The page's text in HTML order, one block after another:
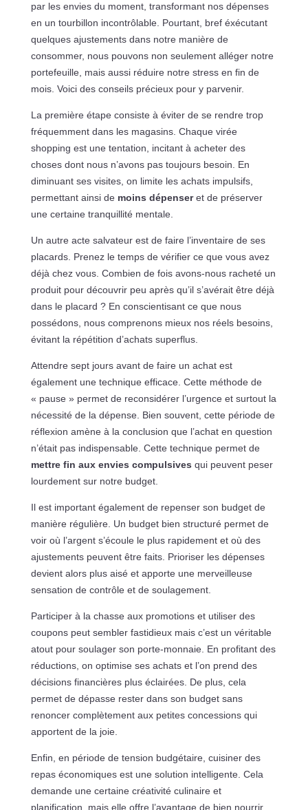
par les envies du moment, transformant nos dépenses
en un tourbillon incontrôlable. Pourtant, bref éxécutant
quelques ajustements dans notre manière de
consommer, nous pouvons non seulement alléger notre
portefeuille, mais aussi réduire notre stress en fin de
mois. Voici des conseils précieux pour y parvenir.
La première étape consiste à éviter de se rendre trop
fréquemment dans les magasins. Chaque virée
shopping est une tentation, incitant à acheter des
choses dont nous n’avons pas toujours besoin. En
diminuant ses visites, on limite les achats impulsifs,
permettant ainsi de moins dépenseret de préserver
une certaine tranquillité mentale.
Un autre acte salvateur est de faire l’inventaire de ses
placards. Prenez le temps de vérifier ce que vous avez
déjà chez vous. Combien de fois avons-nous racheté un
produit pour découvrir peu après qu’il s’avérait être déjà
dans le placard ? En conscientisant ce que nous
possédons, nous comprenons mieux nos réels besoins,
évitant la répétition d’achats superflus.
Attendre sept jours avant de faire un achat est
également une technique efficace. Cette méthode de
« pause » permet de reconsidérer l’urgence et surtout la
nécessité de la dépense. Bien souvent, cette période de
réflexion amène à la conclusion que l’achat en question
n’était pas indispensable. Cette technique permet de
mettre fin aux envies compulsives qui peuvent peser
lourdement sur notre budget.
Il est important également de repenser son budget de
manière régulière. Un budget bien structuré permet de
voir où l’argent s’écoule le plus rapidement et où des
ajustements peuvent être faits. Prioriser les dépenses
devient alors plus aisé et apporte une merveilleuse
sensation de contrôle et de soulagement.
Participer à la chasse aux promotions et utiliser des
coupons peut sembler fastidieux mais c’est un véritable
atout pour soulager son porte-monnaie. En profitant des
réductions, on optimise ses achats et l’on prend des
décisions financières plus éclairées. De plus, cela
permet de dépasse rester dans son budget sans
renoncer complètement aux petites concessions qui
apportent de la joie.
Enfin, en période de tension budgétaire, cuisiner des
repas économiques est une solution intelligente. Cela
demande une certaine créativité culinaire et
planification, mais elle offre l’avantage de bien nourrir